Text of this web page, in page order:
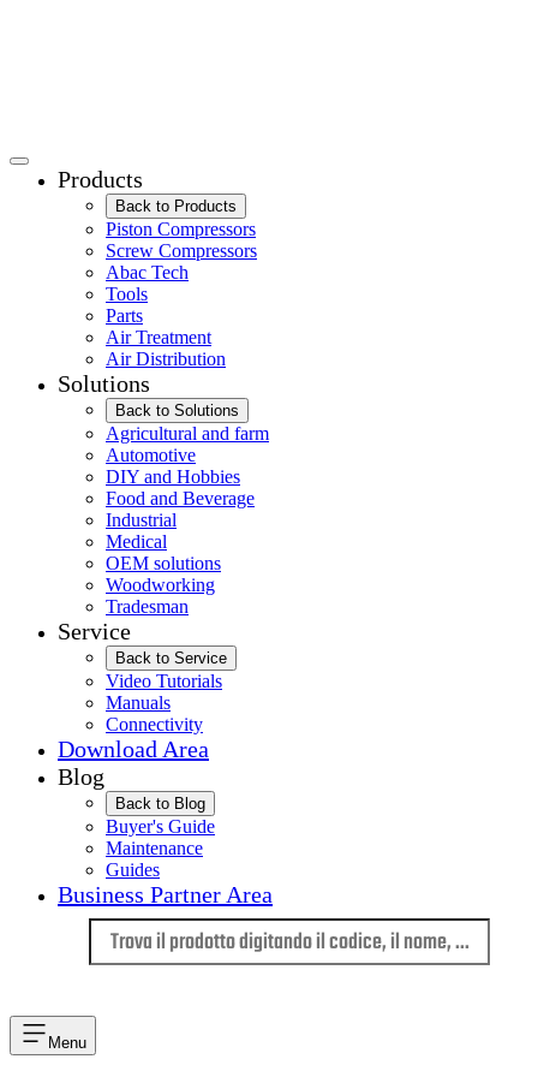
Products
Back to Products
Piston Compressors
Screw Compressors
Abac Tech
Tools
Parts
Air Treatment
Air Distribution
Solutions
Back to Solutions
Agricultural and farm
Automotive
DIY and Hobbies
Food and Beverage
Industrial
Medical
OEM solutions
Woodworking
Tradesman
Service
Back to Service
Video Tutorials
Manuals
Connectivity
Download Area
Blog
Back to Blog
Buyer's Guide
Maintenance
Guides
Business Partner Area
Menu